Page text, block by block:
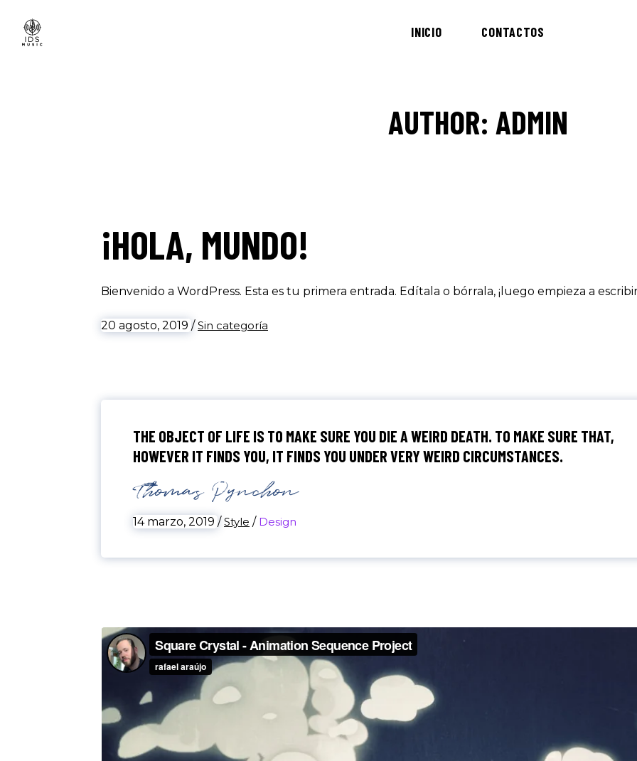
INICIO CONTACTOS
AUTHOR: ADMIN
¡HOLA, MUNDO!
Bienvenido a WordPress. Esta es tu primera entrada. Edítala o bórrala, ¡luego empieza a
20 agosto, 2019 /Sin categoría
THE OBJECT OF LIFE IS TO MAKE SURE YOU DIE A WEIRD DEATH. TO MAKE SURE THAT,
HOWEVER IT FINDS YOU, IT FINDS YOU UNDER VERY WEIRD CIRCUMSTANCES.
Thomas Pynchon
14 marzo, 2019 /Style / Design